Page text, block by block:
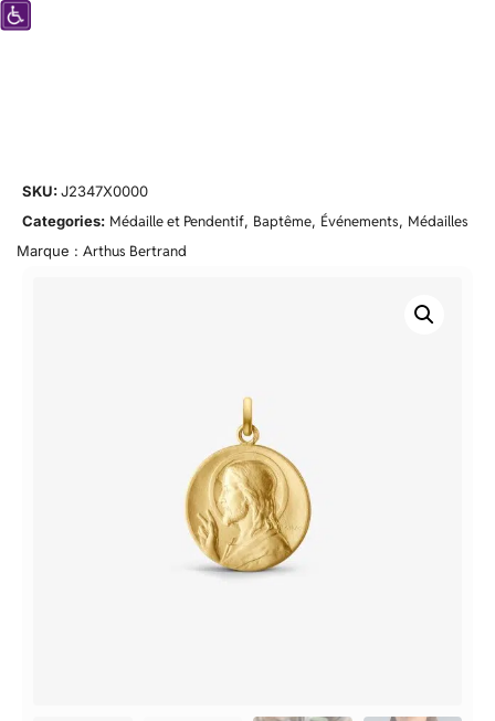
SKU:J2347X0000
Categories: Médaille et Pendentif, Baptême, Événements, Médailles
Marque : Arthus Bertrand